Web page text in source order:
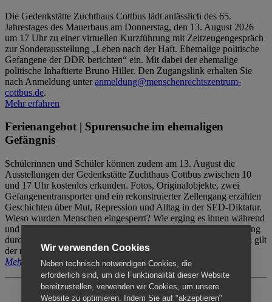
Die Gedenkstätte Zuchthaus Cottbus lädt anlässlich des 65.
Jahrestages des Mauerbaus am Donnerstag, den 13. August 2026
um 17 Uhr zu einer virtuellen Kurzführung mit Zeitzeugengespräch
zur Sonderausstellung „Leben nach der Haft. Ehemalige politische
Gefangene der DDR berichten“ ein. Mit dabei der ehemalige
politische Inhaftierte Bruno Hiller. Den Zugangslink erhalten Sie
nach Anmeldung unteranmeldung@menschenrechtszentrum-
cottbus.de.
Mehr erfahren
Ferienangebot | Spurensuche im ehemaligen
Gefängnis
Schülerinnen und Schüler können zudem am 13. August die
Ausstellungen der Gedenkstätte Zuchthaus Cottbus zwischen 10
und 17 Uhr kostenlos erkunden. Fotos, Originalobjekte, zwei
Gefangenentransporter und ein rekonstruierter Zellengang erzählen
Geschichten über Mut, Repression und Alltag in der SED-Diktatur.
Wieso wurden Menschen eingesperrt? Wie erging es ihnen während
und nach der Haft? Der Besuch erfolgt individuell ohne Betreuung
durch das Menschenrechtszentrum Cottbus. Für Begleitpersonen gilt
der reguläre Eintritt (8€ / ermäßigt 5€).
Mehr erfahren
Wir verwenden Cookies
Neben technisch notwendigen Cookies, die
erforderlich sind, um die Funktionalität dieser Website
bereitzustellen, verwenden wir Cookies, um unsere
Website zu optimieren. Indem Sie auf "akzeptieren"